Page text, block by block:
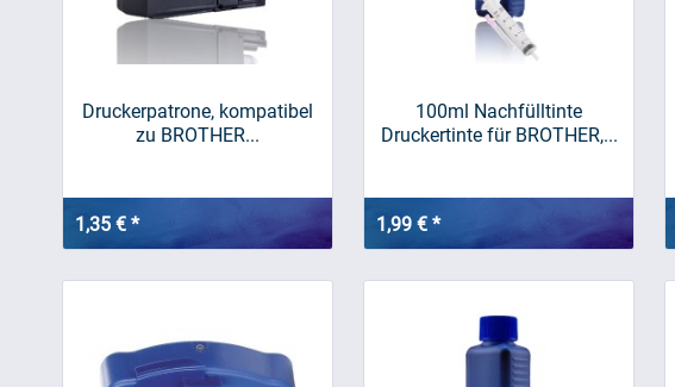
Druckerpatrone, kompatibel
zu BROTHER...
1,35 € *
100ml Nachfülltinte
Druckertinte für BROTHER,...
1,99 € *